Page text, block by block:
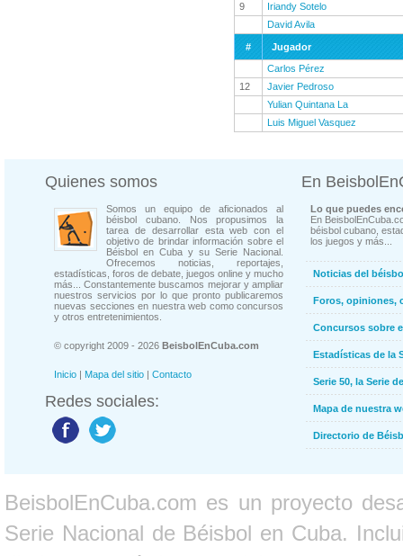
9
Iriandy Sotelo
David Avila
#
Jugador
Carlos Pérez
12
Javier Pedroso
Yulian Quintana La
Luis Miguel Vasquez
Quienes somos
Somos un equipo de aficionados al
béisbol cubano. Nos propusimos la
tarea de desarrollar esta web con el
objetivo de brindar información sobre el
Béisbol en Cuba y su Serie Nacional.
Ofrecemos noticias, reportajes,
estadísticas, foros de debate, juegos online y mucho
más... Constantemente buscamos mejorar y ampliar
nuestros servicios por lo que pronto publicaremos
nuevas secciones en nuestra web como concursos
y otros entretenimientos.
© copyright 2009 - 2026 BeisbolEnCuba.com
Inicio | Mapa del sitio | Contacto
Redes sociales:
En
Lo que puedes
En
béisbol cubano,
los juegos y más...
Noticias del
Foros, opiniones,
Concursos sobre
Estadísticas de la
Serie 50, la Serie
Mapa de nuestra
Directorio de
BeisbolEnCuba.com es un proyecto
Serie Nacional de Béisbol en Cuba.